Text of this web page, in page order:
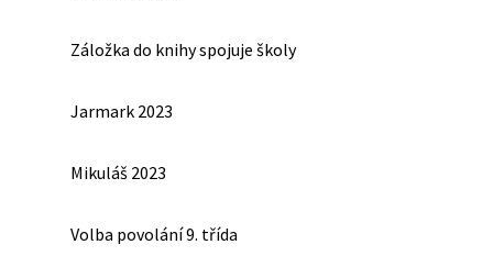
Záložka do knihy spojuje školy
Jarmark 2023
Mikuláš 2023
Volba povolání 9. třída